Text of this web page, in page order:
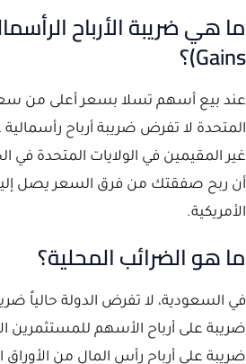
Gains)؟
عند بيع أسهم تسلا بسعر أعلى من سعر
المتحدة لا تفرض ضريبة أرباح
غير المقيمين في الولايات المتحدة في
أن ربح صفقتك من فرق السعر يصل
الأمريكية.
ما هو الضرائب المحلية؟
في السعودية، لا تفرض الدولة حالياً
ضريبة على أرباح الأسهم للمستثمرين